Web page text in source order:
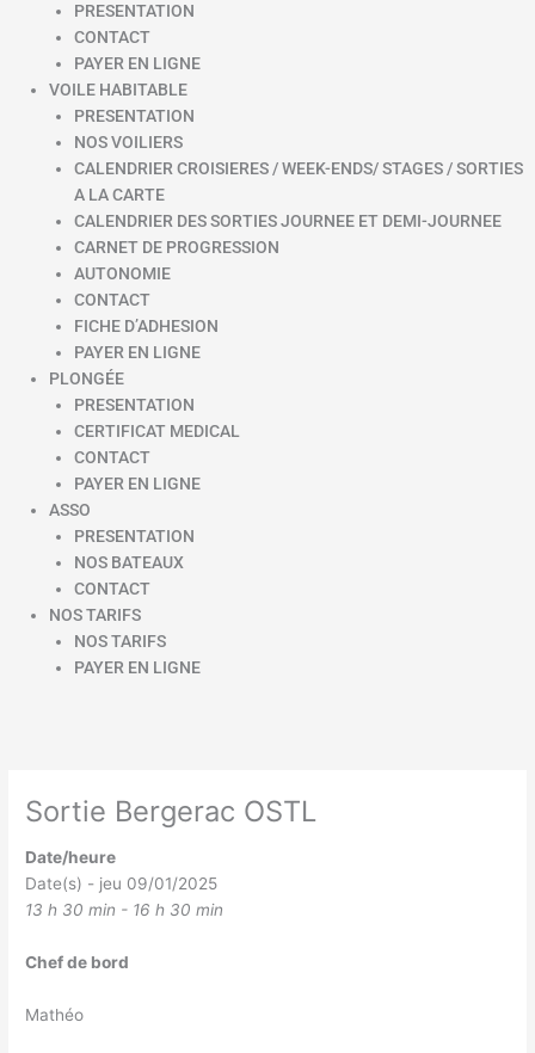
PRESENTATION
CONTACT
PAYER EN LIGNE
VOILE HABITABLE
PRESENTATION
NOS VOILIERS
CALENDRIER CROISIERES / WEEK-ENDS/ STAGES / SORTIES
A LA CARTE
CALENDRIER DES SORTIES JOURNEE ET DEMI-JOURNEE
CARNET DE PROGRESSION
AUTONOMIE
CONTACT
FICHE D’ADHESION
PAYER EN LIGNE
PLONGÉE
PRESENTATION
CERTIFICAT MEDICAL
CONTACT
PAYER EN LIGNE
ASSO
PRESENTATION
NOS BATEAUX
CONTACT
NOS TARIFS
NOS TARIFS
PAYER EN LIGNE
Sortie Bergerac OSTL
Date/heure
Date(s) - jeu 09/01/2025
13 h 30 min - 16 h 30 min
Chef de bord
Mathéo